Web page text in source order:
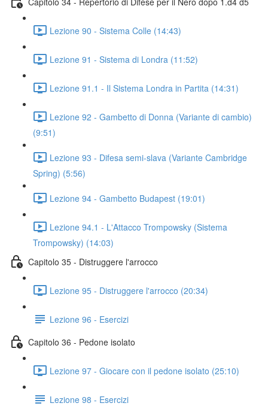
Lezione 90 - Sistema Colle (14:43)
Lezione 91 - Sistema di Londra (11:52)
Lezione 91.1 - Il Sistema Londra in Partita (14:31)
Lezione 92 - Gambetto di Donna (Variante di cambio)
(9:51)
Lezione 93 - Difesa semi-slava (Variante Cambridge
Spring) (5:56)
Lezione 94 - Gambetto Budapest (19:01)
Lezione 94.1 - L'Attacco Trompowsky (Sistema
Trompowsky) (14:03)
Capitolo 35 - Distruggere l'arrocco
Lezione 95 - Distruggere l'arrocco (20:34)
Lezione 96 - Esercizi
Capitolo 36 - Pedone isolato
Lezione 97 - Giocare con il pedone isolato (25:10)
Lezione 98 - Esercizi